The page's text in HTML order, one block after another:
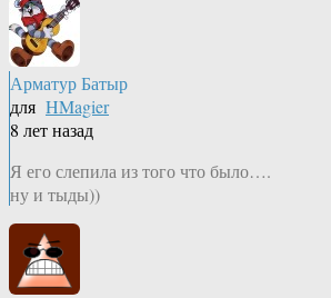
Арматур Батыр
для HMagier
8 лет назад
Я его слепила из того что было….
ну и тыды))